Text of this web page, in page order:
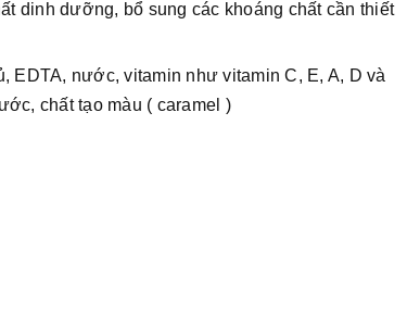
dinh dưỡng, bổ sung các khoáng chất cần thiết
EDTA, nước, vitamin như vitamin C, E, A, D và
chất tạo màu ( caramel )